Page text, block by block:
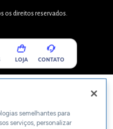
os direitos reservados.
LOJA CONTATO
semelhantes para
serviços, personalizar